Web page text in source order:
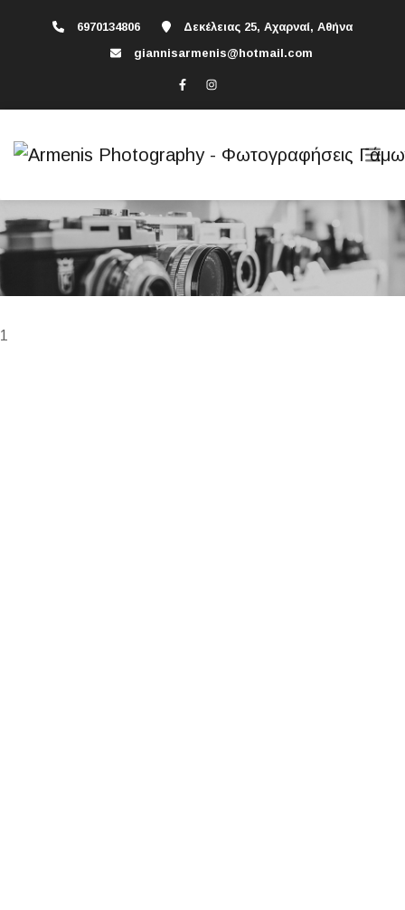
6970134806
Δεκέλειας 25, Αχαρναί, Αθήνα
giannisarmenis@hotmail.com
1